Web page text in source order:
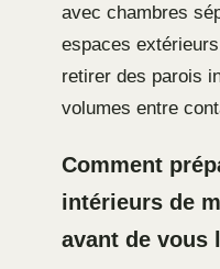
avec chambres
espaces
retirer des parois
volumes entre
Comment
intérieurs de
avant de vous